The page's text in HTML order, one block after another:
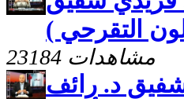
التقرحي )
23184 مشاهدات
د. رائف